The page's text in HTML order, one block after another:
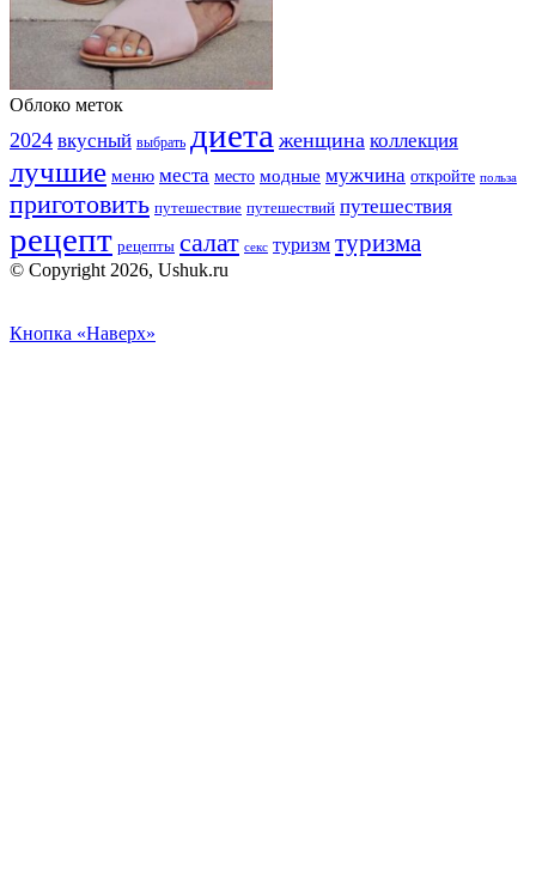
Облоко меток
2024 вкусный выбрать диета женщина коллекция
лучшие меню места место модные мужчина откройте польза
приготовить путешествие путешествий путешествия
рецепт рецепты салат секс туризм туризма
© Copyright 2026, Ushuk.ru
Кнопка «Наверх»